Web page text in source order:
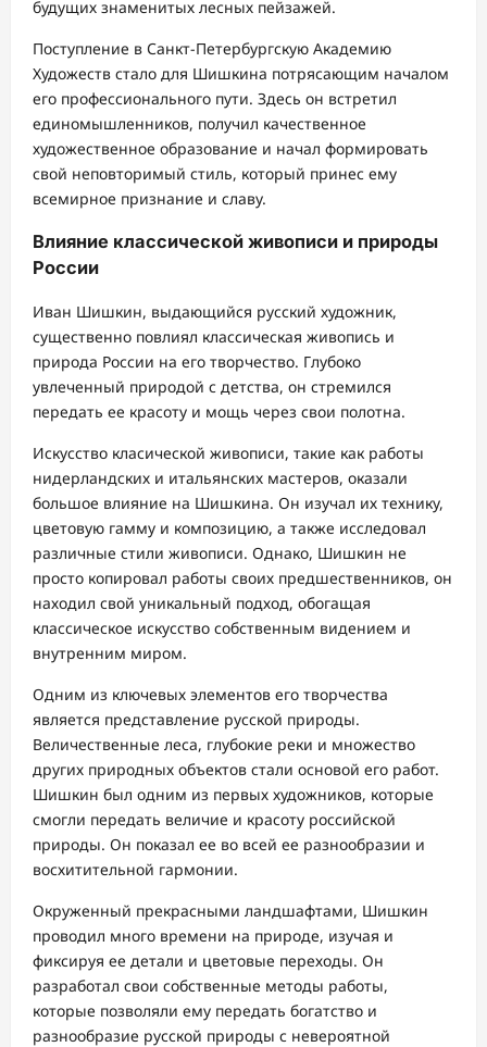
будущих знаменитых лесных пейзажей.
Поступление в Санкт-Петербургскую Академию
Художеств стало для Шишкина потрясающим началом
его профессионального пути. Здесь он встретил
единомышленников, получил качественное
художественное образование и начал формировать
свой неповторимый стиль, который принес ему
всемирное признание и славу.
Влияние классической живописи и природы
России
Иван Шишкин, выдающийся русский художник,
существенно повлиял классическая живопись и
природа России на его творчество. Глубоко
увлеченный природой с детства, он стремился
передать ее красоту и мощь через свои полотна.
Искусство класической живописи, такие как работы
нидерландских и итальянских мастеров, оказали
большое влияние на Шишкина. Он изучал их технику,
цветовую гамму и композицию, а также исследовал
различные стили живописи. Однако, Шишкин не
просто копировал работы своих предшественников, он
находил свой уникальный подход, обогащая
классическое искусство собственным видением и
внутренним миром.
Одним из ключевых элементов его творчества
является представление русской природы.
Величественные леса, глубокие реки и множество
других природных объектов стали основой его работ.
Шишкин был одним из первых художников, которые
смогли передать величие и красоту российской
природы. Он показал ее во всей ее разнообразии и
восхитительной гармонии.
Окруженный прекрасными ландшафтами, Шишкин
проводил много времени на природе, изучая и
фиксируя ее детали и цветовые переходы. Он
разработал свои собственные методы работы,
которые позволяли ему передать богатство и
разнообразие русской природы с невероятной